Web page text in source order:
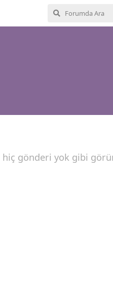
hiç gönderi yok gibi